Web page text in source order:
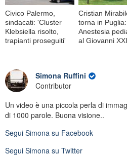
Civico Palermo,
sindacati: 'Cluster
Klebsiella risolto,
trapianti proseguiti'
Cristian
torna in
Anestesia
al Giovanni
Simona Ruffini
Contributor
Un video è una piccola perla di
di 1000 parole. Buona visione..
Segui Simona su Facebook
Segui Simona su Twitter